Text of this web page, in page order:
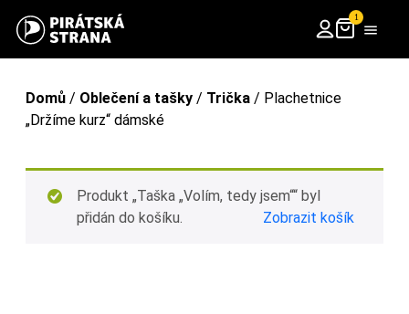
1
Domů / Oblečení a tašky / Trička / Plachetnice
„Držíme kurz“ dámské
Produkt „Taška „Volím, tedy jsem““ byl
přidán do košíku.
Zobrazit košík